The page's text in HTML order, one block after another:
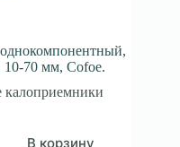
70 мм, Cofoe.
В корзину